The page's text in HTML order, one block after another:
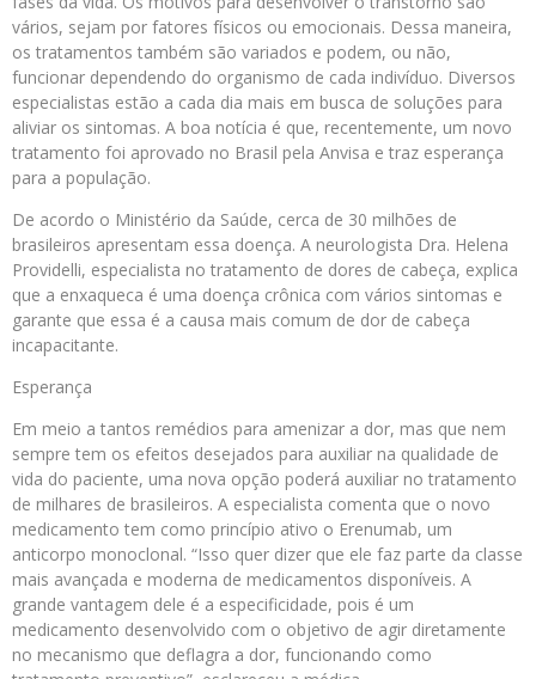
vários, sejam por fatores físicos ou emocionais. Dessa maneira,
os tratamentos também são variados e podem, ou não,
funcionar dependendo do organismo de cada indivíduo. Diversos
especialistas estão a cada dia mais em busca de soluções para
aliviar os sintomas. A boa notícia é que, recentemente, um novo
tratamento foi aprovado no Brasil pela Anvisa e traz esperança
para a população.
De acordo o Ministério da Saúde, cerca de 30 milhões de
brasileiros apresentam essa doença. A neurologista Dra. Helena
Providelli, especialista no tratamento de dores de cabeça, explica
que a enxaqueca é uma doença crônica com vários sintomas e
garante que essa é a causa mais comum de dor de cabeça
incapacitante.
Esperança
Em meio a tantos remédios para amenizar a dor, mas que nem
sempre tem os efeitos desejados para auxiliar na qualidade de
vida do paciente, uma nova opção poderá auxiliar no tratamento
de milhares de brasileiros. A especialista comenta que o novo
medicamento tem como princípio ativo o Erenumab, um
anticorpo monoclonal. “Isso quer dizer que ele faz parte da classe
mais avançada e moderna de medicamentos disponíveis. A
grande vantagem dele é a especificidade, pois é um
medicamento desenvolvido com o objetivo de agir diretamente
no mecanismo que deflagra a dor, funcionando como